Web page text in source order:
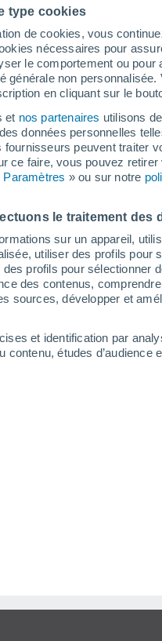
type cookies
de cookies, vous
nécessaires pour
le comportement ou
générale non
en cliquant sur le
et nos partenaires utilisons
données personnelles
peuvent traiter
ce faire, vous pouvez
Paramètres » ou sur notre
le traitement des
sur un appareil,
utiliser des profils
profils pour sélectionner
des contenus,
sources, développer et
et identification par
contenu, études d’audience